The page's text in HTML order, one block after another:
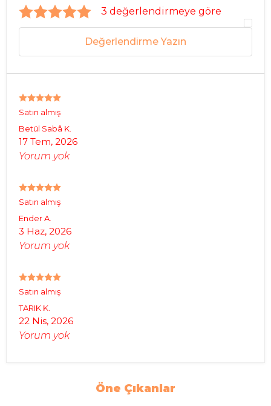
3 değerlendirmeye göre
Değerlendirme Yazın
Satın almış
Betül Sabâ K.
17 Tem, 2026
Yorum yok
Satın almış
EnderA.
3 Haz, 2026
Yorum yok
Satın almış
TARIK K.
22 Nis, 2026
Yorum yok
Öne Çıkanlar